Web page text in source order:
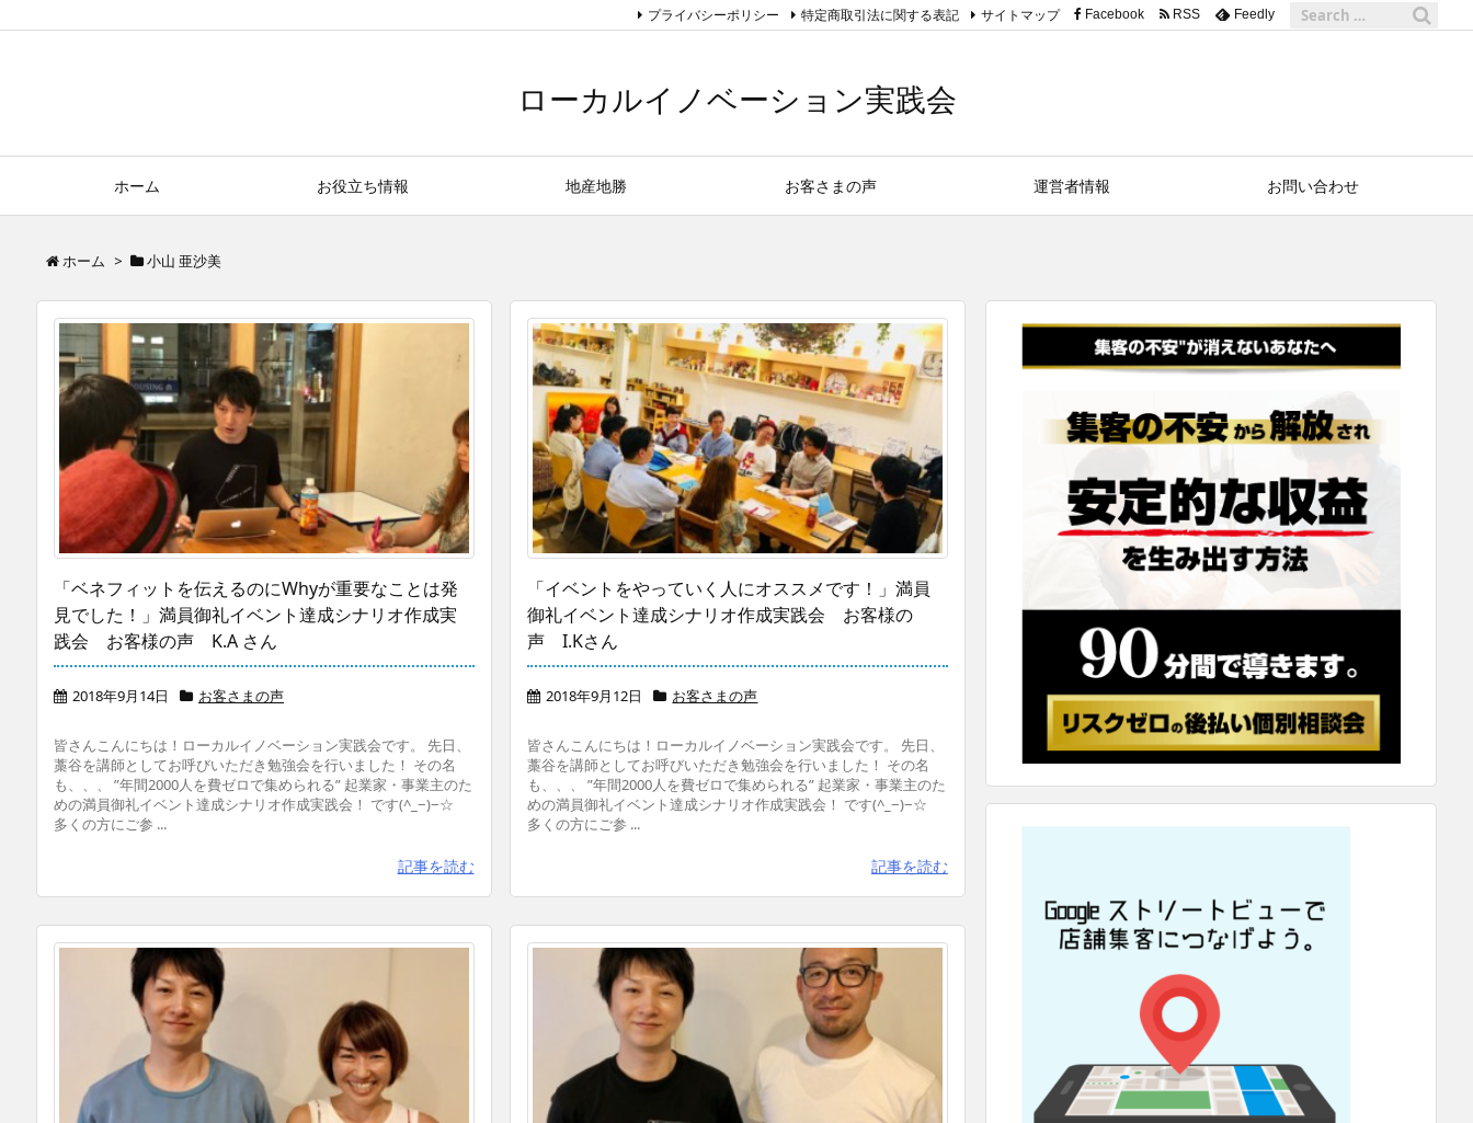
ローカルイノベーション実践会
ホーム お役立ち情報 地産地勝 お客さまの声 運営者情報 お問い合わせ
プライバシーポリシー 特定商取引法に関する表記 サイトマップ Facebook RSS Feedly
ホーム > 小山 亜沙美
「ベネフィットを伝えるのにWhyが重要なことは発
見でした！」満員御礼イベント達成シナリオ作成実
践会 お客様の声 K.A さん
2018年9月14日 お客さまの声
皆さんこんにちは！ローカルイノベーション実践会です。 先日、
藁谷を講師としてお呼びいただき勉強会を行いました！ その名
も、、、 ”年間2000人を費ゼロで集められる” 起業家・事業主のた
めの満員御礼イベント達成シナリオ作成実践会！ です(^_−)−☆
多くの方にご参 ...
記事を読む
「イベントをやっていく人にオススメです！」満員
御礼イベント達成シナリオ作成実践会 お客様の
声 I.Kさん
2018年9月12日 お客さまの声
皆さんこんにちは！ローカルイノベーション実践会です。 先日、
藁谷を講師としてお呼びいただき勉強会を行いました！ その名
も、、、 ”年間2000人を費ゼロで集められる” 起業家・事業主のた
めの満員御礼イベント達成シナリオ作成実践会！ です(^_−)−☆
多くの方にご参 ...
記事を読む